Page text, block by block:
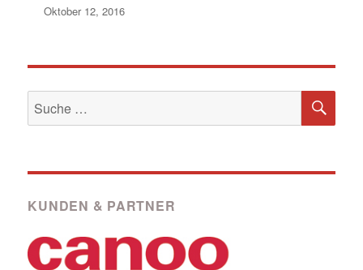
Oktober 12, 2016
Suche
nach:
KUNDEN & PARTNER